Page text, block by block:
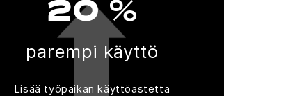
20 %
parempi käyttö
Lisää työpaikan käyttöastetta